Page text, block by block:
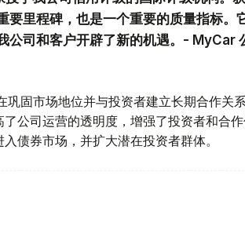
要里程碑，也是一个重要的质量指标。
公司和客户开辟了新的机遇。- MyCar
固市场地位并与投资者建立长期合作关
公司运营的透明度，增强了投资者和合
债券市场，并扩大潜在投资者群体。